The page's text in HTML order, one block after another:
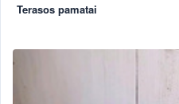
Terasos pamatai